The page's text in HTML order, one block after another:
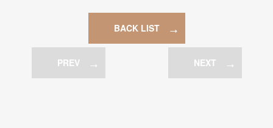
BACK LIST
PREV NEXT